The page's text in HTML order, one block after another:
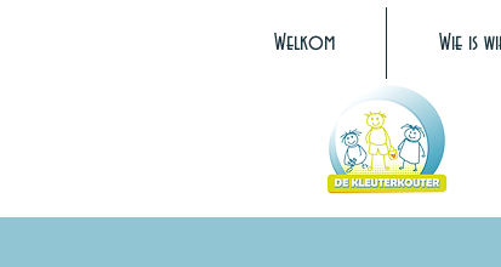
Welkom Wie is